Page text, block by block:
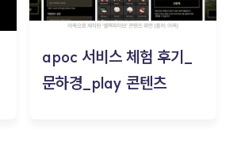
apoc 서비스 체험 후기_
문하경_play 콘텐츠